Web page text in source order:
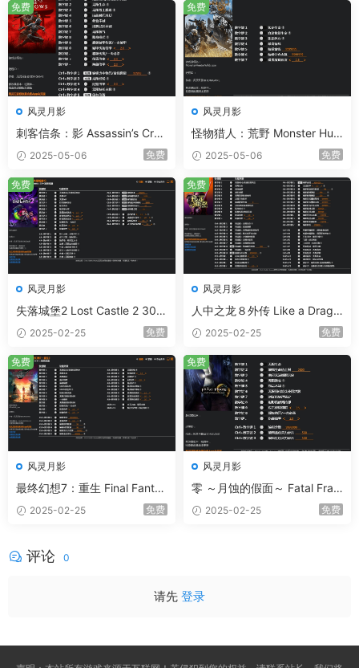
风灵月影
刺客信条：影 Assassin’s Cree
d Shadows 20项修改器
2025-05-06 免费
免费
风灵月影
怪物猎人：荒野 Monster Hun
ter Wilds 7项修改器
2025-05-06 免费
免费
风灵月影
失落城堡2 Lost Castle 2 30项
修改器
2025-02-25 免费
免费
风灵月影
人中之龙８外传 Like a Drago
n: Pirate Yakuza in Hawaii 52
项修改器
2025-02-25 免费
免费
风灵月影
最终幻想7：重生 Final Fantas
y VII Rebirth 58项修改器
2025-02-25 免费
免费
风灵月影
零 ～月蚀的假面～ Fatal Fram
e / Project Zero: Mask of the
Lunar Eclipse 14项修改器
2025-02-25 免费
免费
评论 0
请先 登录